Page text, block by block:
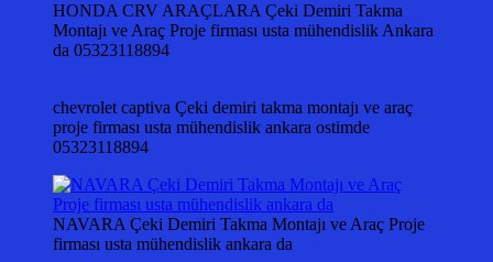
HONDA CRV ARAÇLARA Çeki Demiri Takma
Montajı ve Araç Proje firması usta mühendislik Ankara
da 05323118894
chevrolet captiva Çeki demiri takma montajı ve araç
proje firması usta mühendislik ankara ostimde
05323118894
NAVARA Çeki Demiri Takma Montajı ve Araç Proje
firması usta mühendislik ankara da